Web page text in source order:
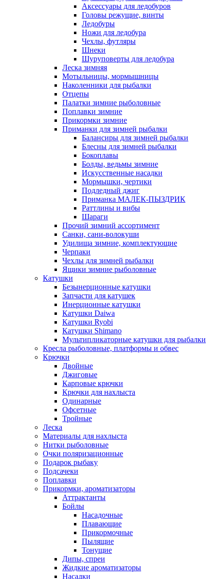
Аксессуары для ледобуров
Головы режущие, винты
Ледобуры
Ножи для ледобура
Чехлы, футляры
Шнеки
Шуруповерты для ледобура
Леска зимняя
Мотыльницы, мормышницы
Наколенники для рыбалки
Отцепы
Палатки зимние рыболовные
Поплавки зимние
Прикормки зимние
Приманки для зимней рыбалки
Балансиры для зимней рыбалки
Блесны для зимней рыбалки
Бокоплавы
Болды, ведьмы зимние
Искусственные насадки
Мормышки, чертики
Подледный джиг
Приманка МАЛЕК-ПЫЗДРИК
Раттлины и вибы
Шараги
Прочий зимний ассортимент
Санки, сани-волокуши
Удилища зимние, комплектующие
Черпаки
Чехлы для зимней рыбалки
Ящики зимние рыболовные
Катушки
Безынерционные катушки
Запчасти для катушек
Инерционные катушки
Катушки Daiwa
Катушки Ryobi
Катушки Shimano
Мультипликаторные катушки для рыбалки
Кресла рыболовные, платформы и обвес
Крючки
Двойные
Джиговые
Карповые крючки
Крючки для нахлыста
Одинарные
Офсетные
Тройные
Леска
Материалы для нахлыста
Нитки рыболовные
Очки поляризационные
Подарок рыбаку
Подсачеки
Поплавки
Прикормки, ароматизаторы
Аттрактанты
Бойлы
Насадочные
Плавающие
Прикормочные
Пылящие
Тонущие
Дипы, спреи
Жидкие ароматизаторы
Насадки